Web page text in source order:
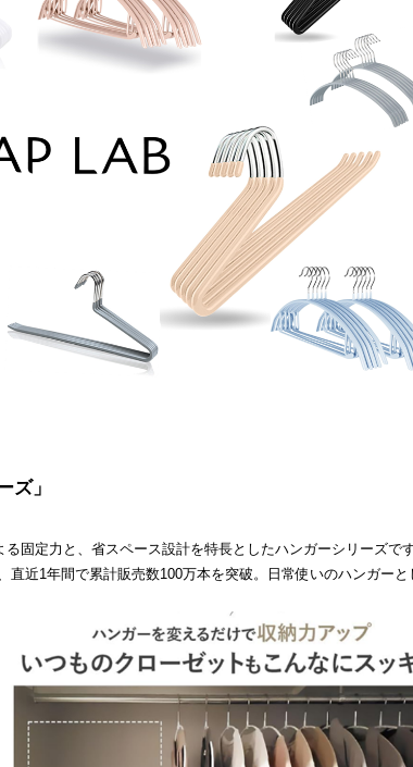
ズ」
固定力と、省スペース設計を特長としたハンガーシリーズです
近1年間で累計販売数100万本を突破。日常使いのハンガーと